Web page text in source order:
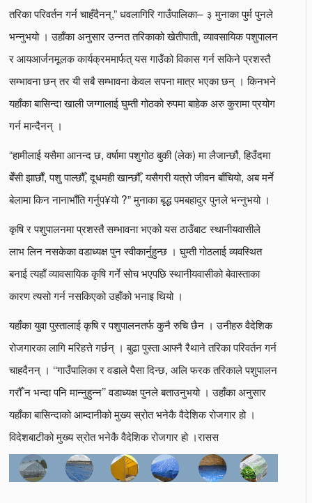
तरिका परिवर्तन गर्न चाहँदैनन्,” धवलागिरि गाउँपालिका– ३ मुनाका पुर्म पुनले
भन्नुभयो । उहाँका अनुसार उन्नत तरिकाको खेतीपाती, व्यावसायिक पशुपालन
र आयआर्जनमूलक कार्यक्रममार्फत् यस गाउँको विकास गर्न सकिने प्रशस्तै
सम्भावना छन् तर यी सबै सम्भावना केवल सपना मात्र भएका छन् । किनभने
यहाँका बासिन्दा खाली जग्गालाई घुम्ती गोठको रुपमा बाहेक अरु कुरामा प्रयोग
गर्न मान्दैनन् ।
“हामीलाई यसैमा आनन्द छ, वर्षामा पशुगोठ बुकी (लेक) मा लैजान्छौं, हिउँदमा
बेँसी झार्छौं, पशु पाल्छौँ, दूधमही खान्छौँ, यसैगरी यत्रो जीवन बाँचियो, अब मर्ने
बेलामा किन नानाभाँति गर्नुप¥यो ?” मुनाका बृद्ध पमबहादुर पुनले भन्नुभयो ।
कृषि र पशुपालनमा प्रशस्तै सम्भावना भएको यस ठाउँबाट स्थानीयवासीले
लाभ लिन नसकेका वडाध्यक्ष पुन स्वीकार्नुहुन्छ । घुम्ती गोठलाई व्यवस्थित
बनाई त्यहाँ व्यावसायिक कृषि गर्ने सोच भएपछि स्थानीयवासीको बेवास्ताका
कारण त्यसो गर्न नसकिएको उहाँको भनाइ थियो ।
यहाँका युवा पुस्तालाई कृषि र पशुपालनतर्फ कुनै रुचि छैन । उनीहरु वैदेशिक
रोजगारका लागि मरिहत्ते गर्छन् । बुढा पुस्ता आफ्नै रैथाने तरिका परिवर्तन गर्न
चाहदैनन् । ‘‘गाउँपालिका र वडाले पैसा दिन्छ, अलि फरक तरिकाले पशुपालन
गरौँ न भन्दा पनि मान्नुहुन्न’’ वडाध्यक्ष पुनले बताउनुभयो । उहाँका अनुसार
यहाँका बासिन्दाको आम्दानीको मुख्य स्रोत भनेकै वैदेशिक रोजगार हो ।
विदेशबाटीको मुख्य स्रोत भनेकै वैदेशिक रोजगार हो ।रासस